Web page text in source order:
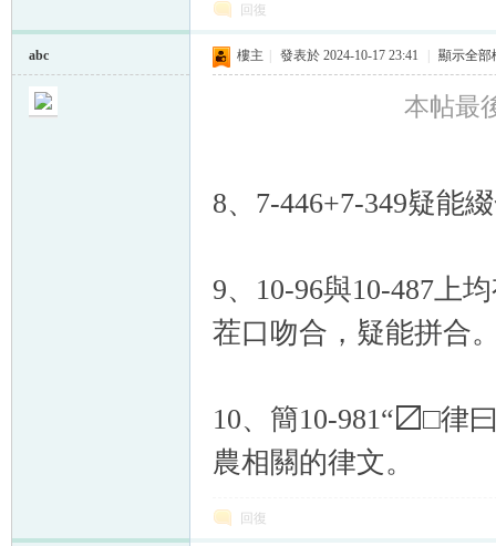
回復
abc 樓主 發表於 2024-10-17 23:41 顯示全部
本帖最
8、7-446+7-349疑能
9、10-96與10-487上
茬口吻合，疑能拼合
10、簡10-981“〼□律
農相關的律文。
回復